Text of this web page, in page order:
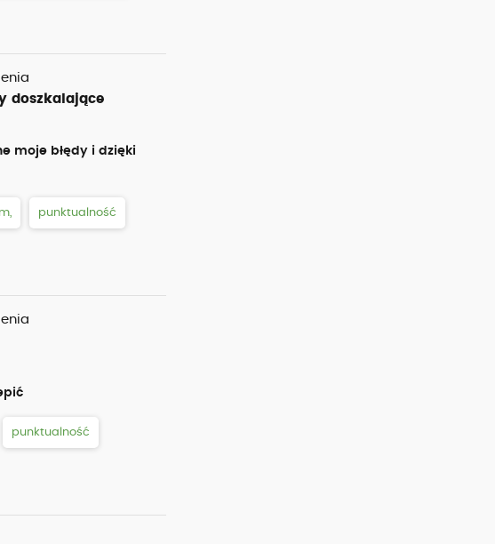
doszkalające
moje błędy i dzięki
punktualność
punktualność